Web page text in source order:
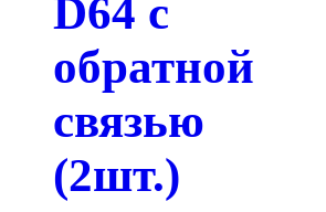
D64 с
обратной
связью
(2шт.)